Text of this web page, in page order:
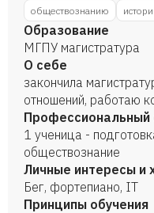
обществознанию
Образование
МГПУ магистратура
О себе
закончила
отношений, работаю
Профессиональный
1 ученица -
обществознание
Личные интересы и
Бег, фортепиано, IT
Принципы обучения